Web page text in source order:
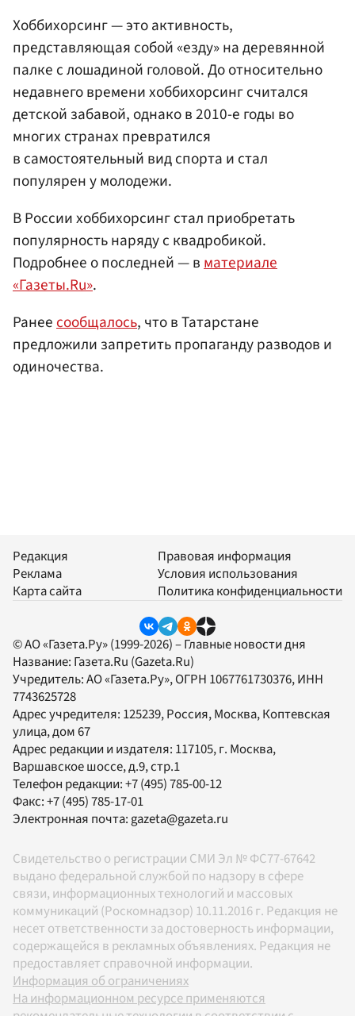
Хоббихорсинг — это активность,
представляющая собой «езду» на деревянной
палке с лошадиной головой. До относительно
недавнего времени хоббихорсинг считался
детской забавой, однако в 2010-е годы во
многих странах превратился
в самостоятельный вид спорта и стал
популярен у молодежи.
В России хоббихорсинг стал приобретать
популярность наряду с квадробикой.
Подробнее о последней — вматериале
«Газеты.Ru».
Ранеесообщалось, что в Татарстане
предложили запретить пропаганду разводов и
одиночества.
Редакция
Реклама
Карта сайта
Правовая информация
Условия использования
Политика конфиденциальности
© АО «Газета.Ру» (1999-2026) – Главные новости дня
Название: Газета.Ru (Gazeta.Ru)
Учредитель:АО «Газета.Ру», ОГРН 1067761730376, ИНН
7743625728
Адрес учредителя: 125239, Россия, Москва, Коптевская
улица, дом 67
Адрес редакции и издателя: 117105, г. Москва,
Варшавское шоссе, д.9, стр.1
Телефон редакции:+7 (495) 785-00-12
Факс:+7 (495) 785-17-01
Электронная почта: gazeta@gazeta.ru
Свидетельство о регистрации СМИ Эл № ФС77-67642
выдано федеральной службой по надзору в сфере
связи, информационных технологий и массовых
коммуникаций (Роскомнадзор) 10.11.2016 г. Редакция не
несет ответственности за достоверность информации,
содержащейся в рекламных объявлениях. Редакция не
предоставляет справочной информации.
Информация об ограничениях
На информационном ресурсе применяются